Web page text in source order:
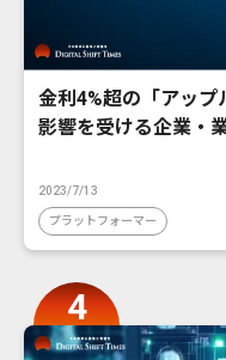
金利4%超の「アップ
影響を受ける企業・
2023/7/13
プラットフォーマー